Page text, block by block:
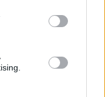
„Muzikinės
Pasak
labai patinka,
Nuo